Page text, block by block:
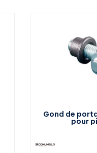
Gond de
pour